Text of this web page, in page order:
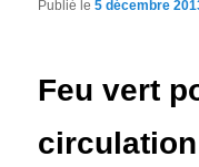
Feu vert
Publié le5 décembre